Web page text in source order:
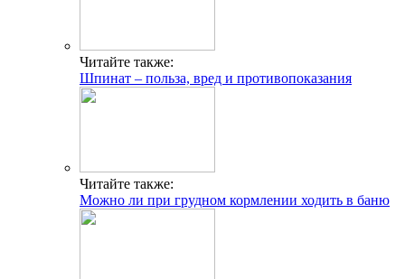
Читайте также:
Шпинат – польза, вред и противопоказания
Читайте также:
Можно ли при грудном кормлении ходить в баню